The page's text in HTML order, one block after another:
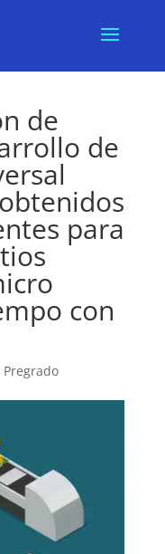
de
de
para
con
Pregrado